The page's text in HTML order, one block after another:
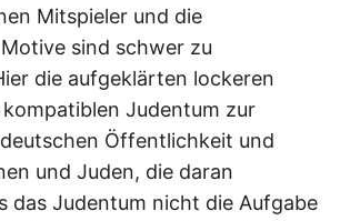
Mitspieler und die
sind schwer zu
die aufgeklärten lockeren
Judentum zur
Öffentlichkeit und
und Juden, die daran
das Judentum nicht die Aufgabe